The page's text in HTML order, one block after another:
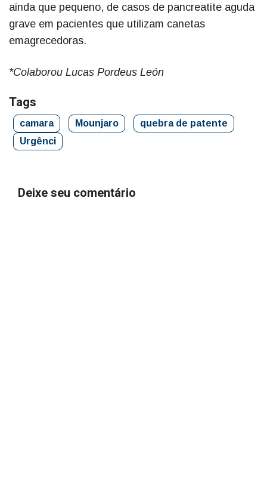
ainda que pequeno, de casos de pancreatite aguda
grave em pacientes que utilizam canetas
emagrecedoras.
*Colaborou Lucas Pordeus León
Tags
camara Mounjaro
quebra de patente
Urgênci
Deixe seu comentário